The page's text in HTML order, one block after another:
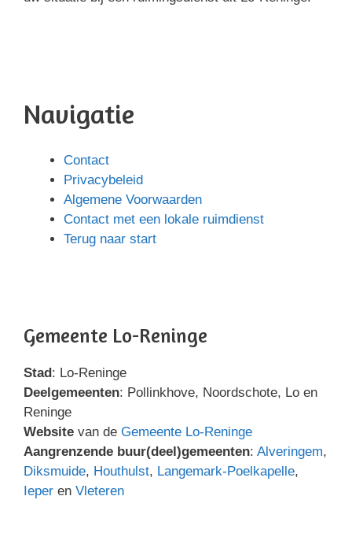
Navigatie
Contact
Privacybeleid
Algemene Voorwaarden
Contact met een lokale ruimdienst
Terug naar start
Gemeente Lo-Reninge
Stad: Lo-Reninge
Deelgemeenten: Pollinkhove, Noordschote, Lo en
Reninge
Website van de Gemeente Lo-Reninge
Aangrenzende buur(deel)gemeenten: Alveringem,
Diksmuide, Houthulst, Langemark-Poelkapelle,
Ieper en Vleteren